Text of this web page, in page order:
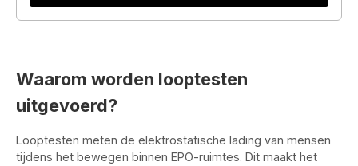
Waarom worden looptesten
uitgevoerd?
Looptesten meten de elektrostatische lading van mensen
tijdens het bewegen binnen EPO-ruimtes. Dit maakt het